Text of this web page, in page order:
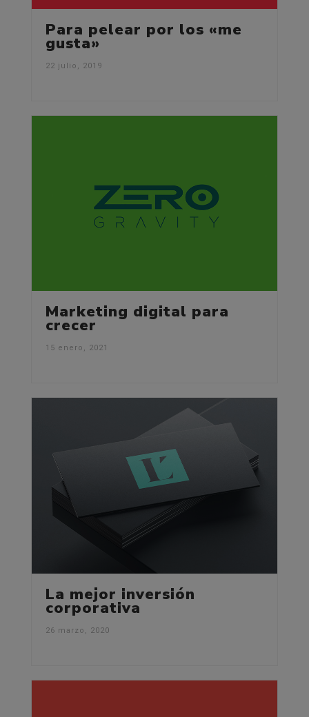
Para pelear por los «me
gusta»
22 julio, 2019
Marketing digital para
crecer
15 enero, 2021
La mejor inversión
corporativa
26 marzo, 2020